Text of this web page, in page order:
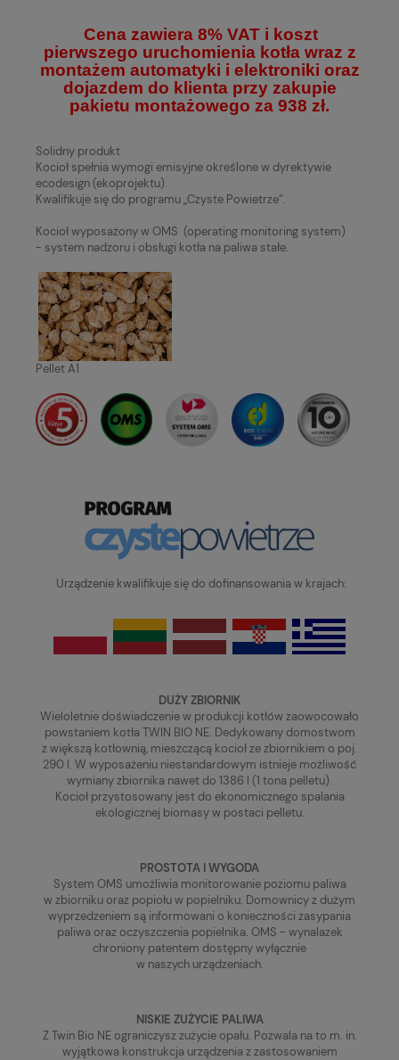
Cena zawiera 8% VAT i koszt
pierwszego uruchomienia kotła wraz z
montażem automatyki i elektroniki oraz
dojazdem do klienta przy zakupie
pakietu montażowego za 938 zł.
Solidny produkt
Kocioł spełnia wymogi emisyjne określone w dyrektywie
ecodesign (ekoprojektu).
Kwalifikuje się do programu „Czyste Powietrze”.
Kocioł wyposażony w OMS (operating monitoring system)
- system nadzoru i obsługi kotła na paliwa stałe.
Pellet A1
Urządzenie kwalifikuje się do dofinansowania w krajach:
DUŻY ZBIORNIK
Wieloletnie doświadczenie w produkcji kotłów zaowocowało
powstaniem kotła TWIN BIO NE. Dedykowany domostwom
z większą kotłownią, mieszczącą kocioł ze zbiornikiem o poj.
290 l. W wyposażeniu niestandardowym istnieje możliwość
wymiany zbiornika nawet do 1386 l (1 tona pelletu).
Kocioł przystosowany jest do ekonomicznego spalania
ekologicznej biomasy w postaci pelletu.
PROSTOTA I WYGODA
System OMS umożliwia monitorowanie poziomu paliwa
w zbiorniku oraz popiołu w popielniku. Domownicy z dużym
wyprzedzeniem są informowani o konieczności zasypania
paliwa oraz oczyszczenia popielnika. OMS - wynalazek
chroniony patentem dostępny wyłącznie
w naszych urządzeniach.
NISKIE ZUŻYCIE PALIWA
Z Twin Bio NE ograniczysz zużycie opału. Pozwala na to m. in.
wyjątkowa konstrukcja urządzenia z zastosowaniem